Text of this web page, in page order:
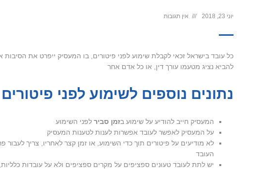
יוני 23, 2018 אין תגובות
כל עובד בישראל זכאי לקבלת שימוע לפני פיטורים, בו המעסיק ייפרט את
להביא נציג מטעמו עורך דין, או כל אדם אחר
נתונים נוספים לשימוע לפני פיטורים
המעסיק חייב להודיע על שימוע בזמן סביר לפני השימוע
על המעסיק לאפשר לעובד אפשרות לענות לטענות המעסיק
לא מודיעים על פיטורים תוך כדי השימוע, או זמן קצר לאחריו, צריך
העובד
יש לתת לעובד טעונים ספציפים על מקרים ספציפים ולא על עובדות